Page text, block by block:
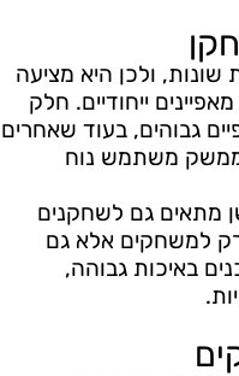
שונות, ולכן היא מציעה
ייחודיים. חלק
גבוהים, בעוד שאחרים
ממשק משתמש נוח
מתאים גם לשחקנים
למשחקים אלא גם
באיכות גבוהה,